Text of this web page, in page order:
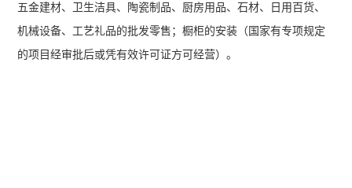
五金建材、卫生洁具、陶瓷制品、厨房用品、石材、日用百货、
机械设备、工艺礼品的批发零售；橱柜的安装（国家有专项规定
的项目经审批后或凭有效许可证方可经营）。